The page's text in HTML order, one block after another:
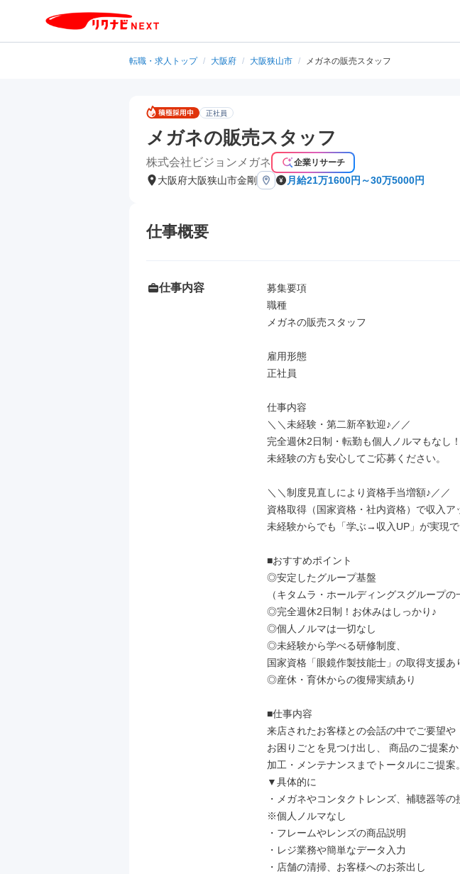
転職・求人トップ / 大阪府 / 大阪狭山市 / メガネの販売スタッフ
正社員
メガネの販売スタッフ
株式会社ビジョンメガネ 企業リサーチ
大阪府大阪狭山市金剛 月給21万1600円～30万5000円
仕事概要
仕事内容
募集要項
職種
メガネの販売スタッフ
雇用形態
正社員
仕事内容
＼＼未経験・第二新卒歓迎♪／／
完全週休2日制・転勤も個人ノルマもなし！
未経験の方も安心してご応募ください。
＼＼制度見直しにより資格手当増額♪／／
資格取得（国家資格・社内資格）で収入ア
未経験からでも「学ぶ→収入UP」が実現で
■おすすめポイント
◎安定したグループ基盤
（キタムラ・ホールディングスグループの
◎完全週休2日制！お休みはしっかり♪
◎個人ノルマは一切なし
◎未経験から学べる研修制度、
国家資格「眼鏡作製技能士」の取得支援あ
◎産休・育休からの復帰実績あり
■仕事内容
来店されたお客様との会話の中でご要望や
お困りごとを見つけ出し、 商品のご提案か
加工・メンテナンスまでトータルにご提案。
▼具体的に
・メガネやコンタクトレンズ、補聴器等の
※個人ノルマなし
・フレームやレンズの商品説明
・レジ業務や簡単なデータ入力
・店舗の清掃、お客様へのお茶出し